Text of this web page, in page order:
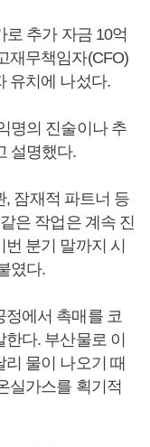
로 추가 자금 10억
재무책임자(CFO)
유치에 나섰다.
명의 진술이나 추
설명했다.
, 잠재적 파트너 등
은 작업은 계속 진
분기 말까지 시
였다.
정에서 촉매를 코
다. 부산물로 이
물이 나오기 때
실가스를 획기적